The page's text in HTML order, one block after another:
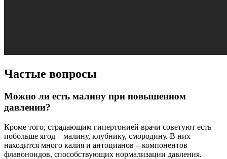
Частые вопросы
Можно ли есть малину при повышенном
давлении?
Кроме того, страдающим гипертонией врачи советуют есть
побольше ягод – малину, клубнику, смородину. В них
находится много калия и антоцианов – компонентов
флавоноидов, способствующих нормализации давления.